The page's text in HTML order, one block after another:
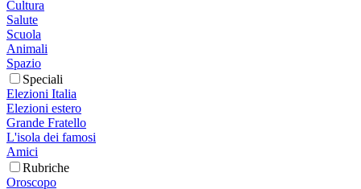
Cultura
Salute
Scuola
Animali
Spazio
Speciali
Elezioni Italia
Elezioni estero
Grande Fratello
L'isola dei famosi
Amici
Rubriche
Oroscopo